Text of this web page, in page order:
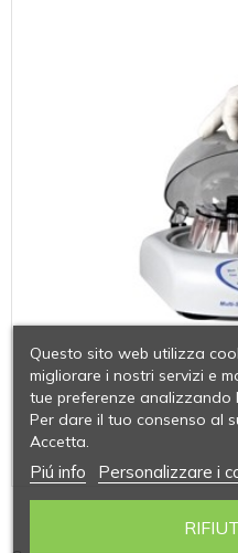
Questo sito web utilizza
migliorare i nostri servizi e
tue preferenze analizzando
Per dare il tuo consenso al
Accetta.
Piú info Personalizzare i